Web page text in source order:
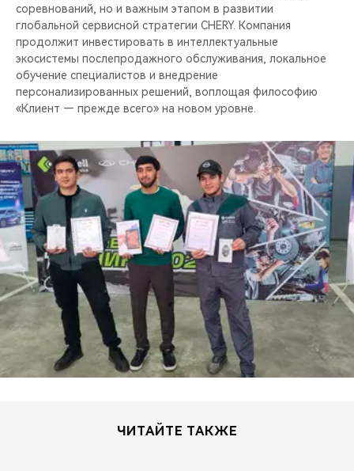
соревнований, но и важным этапом в развитии
глобальной сервисной стратегии CHERY. Компания
продолжит инвестировать в интеллектуальные
экосистемы послепродажного обслуживания, локальное
обучение специалистов и внедрение
персонализированных решений, воплощая философию
«Клиент — прежде всего» на новом уровне.
ЧИТАЙТЕ ТАКЖЕ